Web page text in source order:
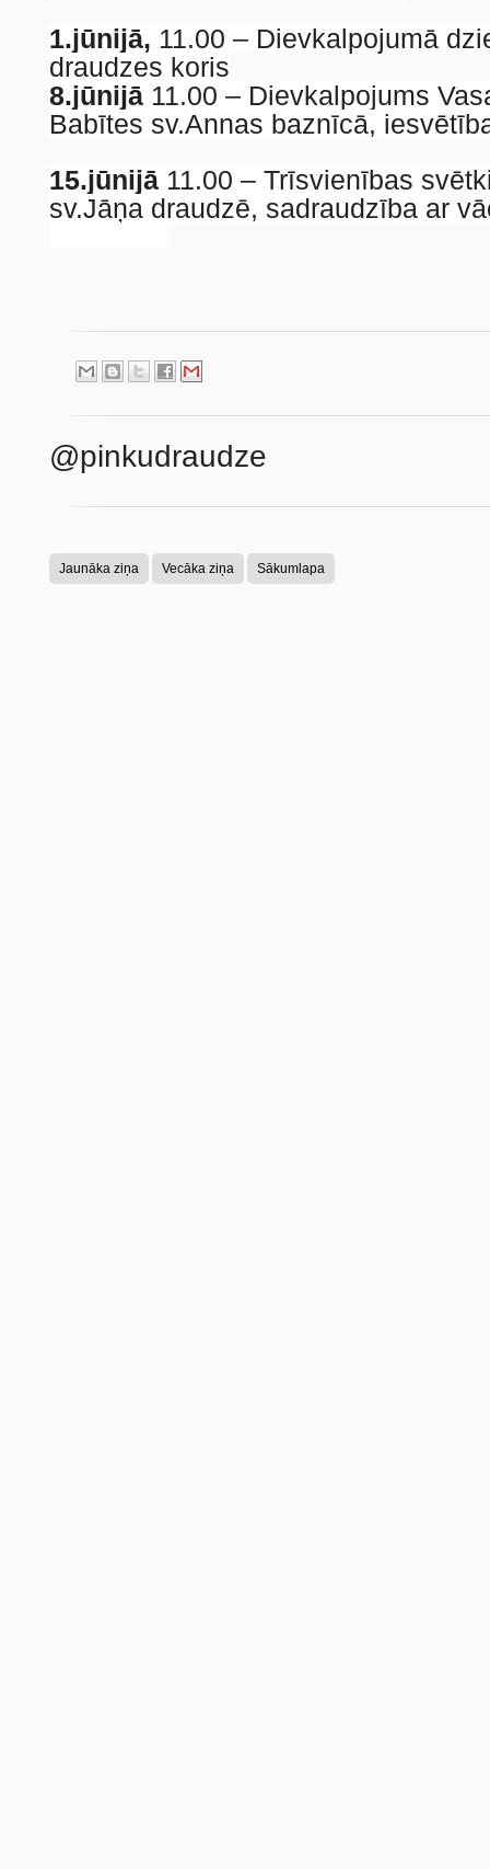
1.jūnijā, 11.00 – Dievkalpojumā
draudzes koris
8.jūnijā 11.00 – Dievkalpojums
Babītes sv.Annas baznīcā,
15.jūnijā 11.00 – Trīsvienības
sv.Jāņa draudzē, sadraudzība ar
@pinkudraudze
Jaunāka ziņa Vecāka ziņa Sākumlapa